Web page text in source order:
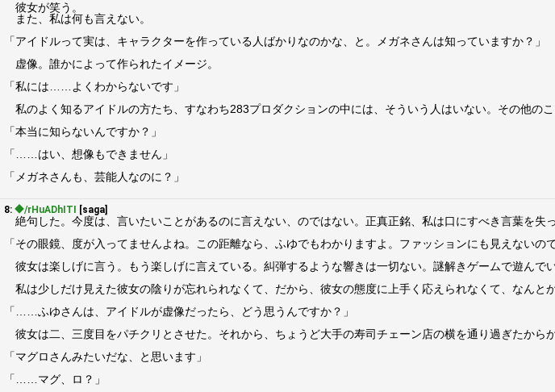
彼女が笑う。
また、私は何も言えない。
「アイドルって実は、キャラクターを作っている人ばかりなのかな、と。メガネさんは知っていますか？」
虚像。誰かによって作られたイメージ。
「私には……よくわからないです」
私のよく知るアイドルの方たち、すなわち283プロダクションの中には、そういう人はいない。その他のこ
「本当に知らないんですか？」
「……はい、想像もできません」
「メガネさんも、芸能人なのに？」
8: ◆/rHuADhITI [saga]
絶句した。今度は、言いたいことがあるのに言えない、のではない。正真正銘、私は口にすべき言葉を失っ
「その眼鏡、度が入ってませんよね。この距離なら、ふゆでもわかりますよ。ファッションにも見えない
彼女は楽しげに言う。もう楽しげに言えている。糾弾するような響きは一切ない。謎解きゲームで遊んで
私は少しだけ見えた彼女の陰りが忘れられなくて、だから、彼女の態度に上手く応えられなくて、なんと
「……ふゆさんは、アイドルが虚像だったら、どう思うんですか？」
彼女は二、三度目をパチクリとさせた。それから、ちょうど大手の寿司チェーン店の横を通り過ぎたからか
「マグロさんみたいだな、と思います」
「……マグ、ロ？」